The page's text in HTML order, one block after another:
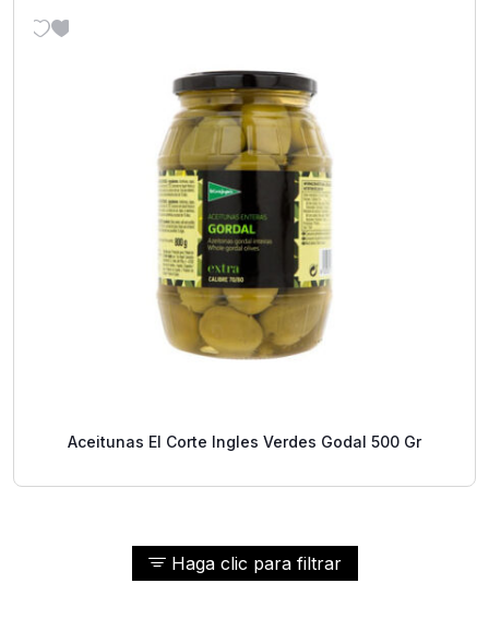
Haga clic para filtrar
Aceitunas El Corte Ingles Verdes Godal 500 Gr